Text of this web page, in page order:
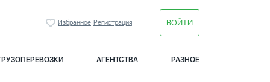
Избранное Регистрация ВОЙТИ
АГЕНТСТВА РАЗНОЕ